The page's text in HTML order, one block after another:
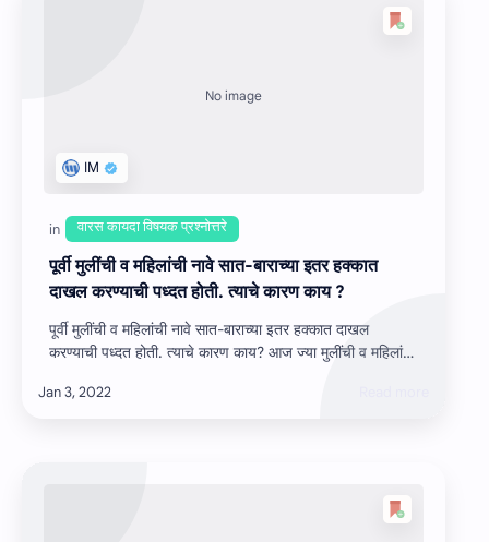
पूर्वी मुलींची व महिलांची नावे सात-बाराच्‍या इतर हक्‍कात
दाखल करण्‍याची पध्‍दत होती. त्‍याचे कारण काय ?
पूर्वी मुलींची व महिलांची नावे सात-बाराच्‍या इतर हक्‍कात दाखल
करण्‍याची पध्‍दत होती. त्‍याचे कारण काय? आज ज्‍या मुलींची व महिलांची